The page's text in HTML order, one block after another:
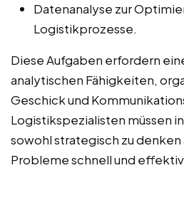
Datenanalyse zur
Logistikprozesse.
Diese Aufgaben erfordern
analytischen Fähigkeiten,
Geschick und
Logistikspezialisten müssen
sowohl strategisch zu denken
Probleme schnell und effektiv